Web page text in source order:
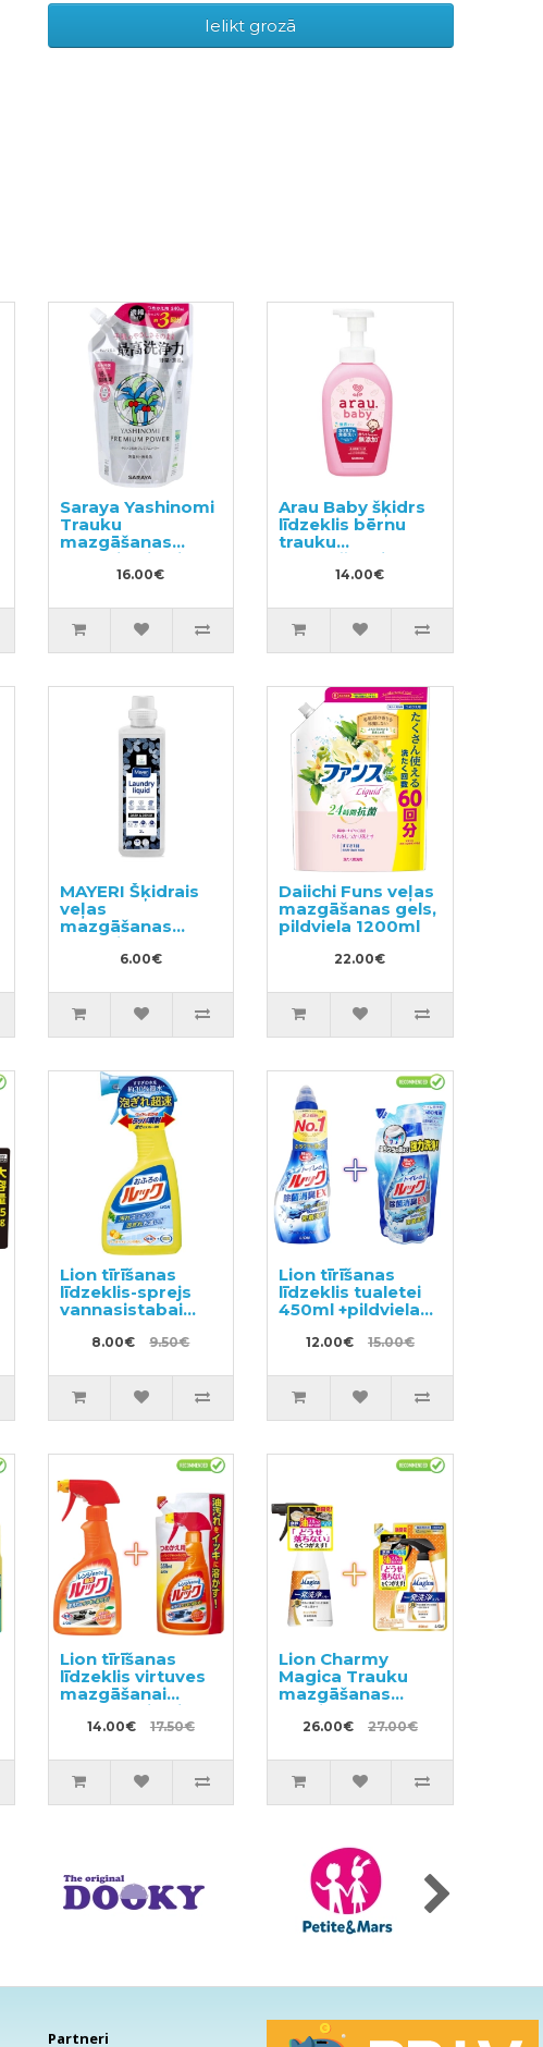
Ielikt grozā
Saraya Yashinomi
Trauku
mazgāšanas
līdzeklis pildviela
16.00€
Arau Baby šķidrs
līdzeklis bērnu
trauku
mazgāšanai
14.00€
MAYERI Šķidrais
veļas
mazgāšanas
līdzeklis melnām
drēbēm 1l
6.00€
Daiichi Funs veļas
mazgāšanas gels,
pildviela 1200ml
22.00€
Lion tīrīšanas
līdzeklis-sprejs
vannasistabai
8.00€ 9.50€
Lion tīrīšanas
līdzeklis tualetei
450ml +pildviela
12.00€ 15.00€
Lion tīrīšanas
līdzeklis virtuves
mazgāšanai
400ml + pildviela
350ml
14.00€ 17.50€
Lion Charmy
Magica Trauku
mazgāšanas
sprejs 300ml +
pildviela 250ml
26.00€ 27.00€
Partneri